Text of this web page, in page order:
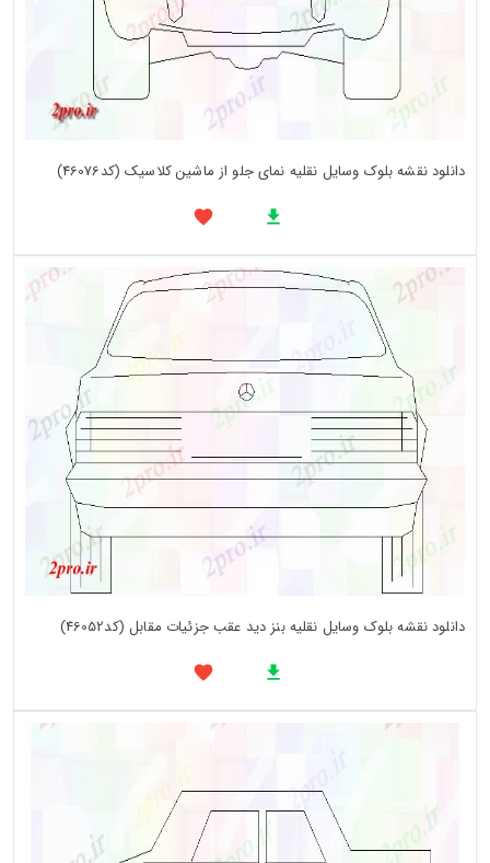
دانلود نقشه بلوک وسایل نقلیه نمای جلو از ماشین کلاسیک (کد46076)
دانلود نقشه بلوک وسایل نقلیه بنز دید عقب جزئیات مقابل (کد46052)